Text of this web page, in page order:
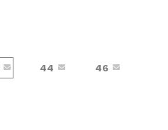
44 46